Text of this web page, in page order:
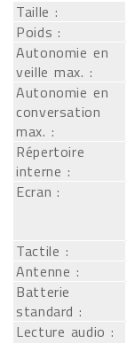
Taille :
Poids :
Autonomie en
veille max. :
Autonomie en
conversation
max. :
Répertoire
interne :
Ecran :
Tactile :
Antenne :
Batterie
standard :
Lecture audio :